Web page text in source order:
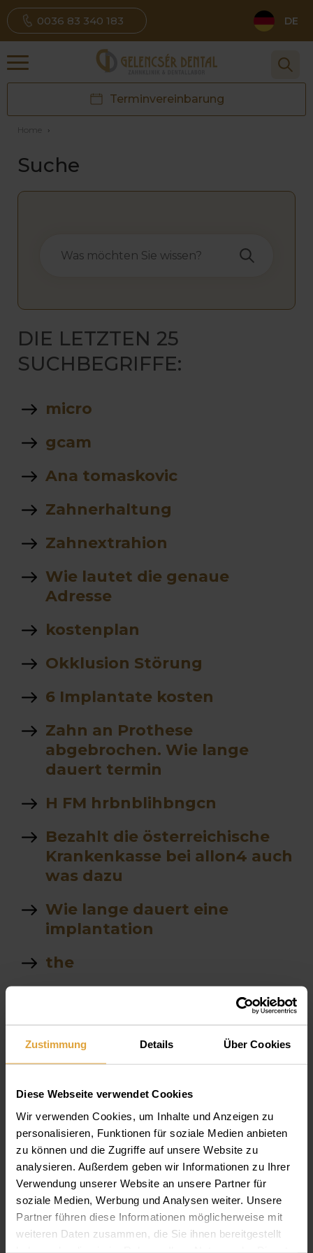
Zustimmung Details Über Cookies
Diese Webseite verwendet Cookies
Wir verwenden Cookies, um Inhalte und Anzeigen zu
personalisieren, Funktionen für soziale Medien anbieten
zu können und die Zugriffe auf unsere Website zu
analysieren. Außerdem geben wir Informationen zu Ihrer
Verwendung unserer Website an unsere Partner für
soziale Medien, Werbung und Analysen weiter. Unsere
Partner führen diese Informationen möglicherweise mit
weiteren Daten zusammen, die Sie ihnen bereitgestellt
haben oder die sie im Rahmen Ihrer Nutzung der Dienste
0036 83 340 183 DE
Terminvereinbarung
Home ›
Suche
DIE LETZTEN 25
SUCHBEGRIFFE:
micro
gcam
Ana tomaskovic
Zahnerhaltung
Zahnextrahion
Wie lautet die genaue
Adresse
kostenplan
Okklusion Störung
6 Implantate kosten
Zahn an Prothese
abgebrochen. Wie lange
dauert termin
H FM hrbnblihbngcn
Bezahlt die österreichische
Krankenkasse bei allon4 auch
was dazu
Wie lange dauert eine
implantation
the
kosten
Preise
Finanzierung
Kronen Ablauf
interner sinuslift
Silikatkeramik
sinuslift